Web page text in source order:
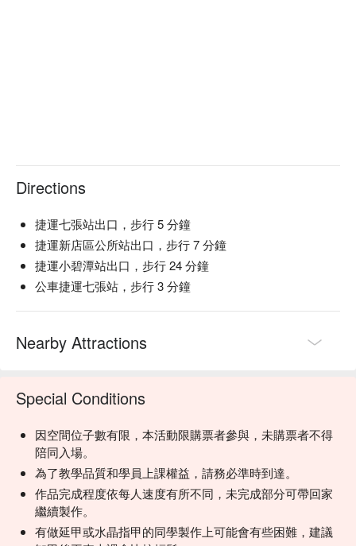
Directions
捷運七張站出口，步行 5 分鐘
捷運新店區公所站出口，步行 7 分鐘
捷運小碧潭站出口，步行 24 分鐘
公車捷運七張站，步行 3 分鐘
Nearby Attractions
Special Conditions
因空間位子數有限，本活動限購票者參與，未購票者不得
陪同入場。
為了教學品質和學員上課權益，請務必準時到達。
作品完成程度依每人速度有所不同，未完成部分可帶回家
繼續製作。
有做延甲或水晶指甲的同學製作上可能會有些困難，建議